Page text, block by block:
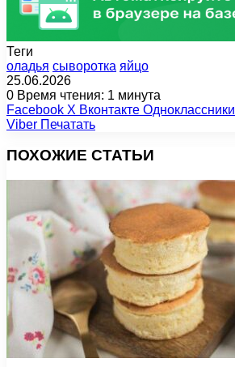
Теги
оладья сыворотка яйцо
25.06.2026
0 Время чтения: 1 минута
Facebook X Вконтакте Одноклассники
Viber Печатать
ПОХОЖИЕ СТАТЬИ